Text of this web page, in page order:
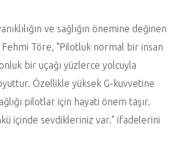
ve sağlığın önemine değinen
Töre, "Pilotluk normal bir insan
bir uçağı yüzlerce yolcuyla
Özellikle yüksek G-kuvvetine
pilotlar için hayati önem taşır.
içinde sevdikleriniz var." ifadelerini